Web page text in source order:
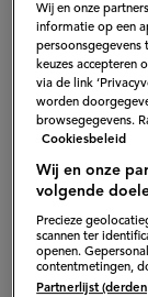
Wij en onze
informatie op een
persoonsgegevens
keuzes
via de link
worden
browsegegevens.
Cookiesbeleid
Wij en onze
volgende
Precieze
scannen ter
openen.
contentmetingen,
Partnerlijst